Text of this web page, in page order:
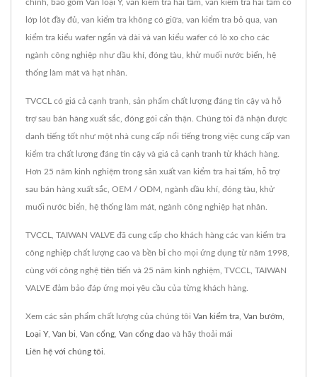
chính, bao gồm Van loại Y, van kiểm tra hai tấm, van kiểm tra hai tấm có
lớp lót đầy đủ, van kiểm tra không có giữa, van kiểm tra bỏ qua, van
kiểm tra kiểu wafer ngắn và dài và van kiểu wafer có lò xo cho các
ngành công nghiệp như dầu khí, đóng tàu, khử muối nước biển, hệ
thống làm mát và hạt nhân.
TVCCL có giá cả cạnh tranh, sản phẩm chất lượng đáng tin cậy và hỗ
trợ sau bán hàng xuất sắc, đóng gói cẩn thận. Chúng tôi đã nhận được
danh tiếng tốt như một nhà cung cấp nổi tiếng trong việc cung cấp van
kiểm tra chất lượng đáng tin cậy và giá cả cạnh tranh từ khách hàng.
Hơn 25 năm kinh nghiệm trong sản xuất van kiểm tra hai tấm, hỗ trợ
sau bán hàng xuất sắc, OEM / ODM, ngành dầu khí, đóng tàu, khử
muối nước biển, hệ thống làm mát, ngành công nghiệp hạt nhân.
TVCCL, TAIWAN VALVE đã cung cấp cho khách hàng các van kiểm tra
công nghiệp chất lượng cao và bền bỉ cho mọi ứng dụng từ năm 1998,
cùng với công nghệ tiên tiến và 25 năm kinh nghiệm, TVCCL, TAIWAN
VALVE đảm bảo đáp ứng mọi yêu cầu của từng khách hàng.
Xem các sản phẩm chất lượng của chúng tôi Van kiểm tra Van bướm
Loại Y, Van bi Van cổng Van cổng dao và hãy thoải mái
Liên hệ với chúng tôi